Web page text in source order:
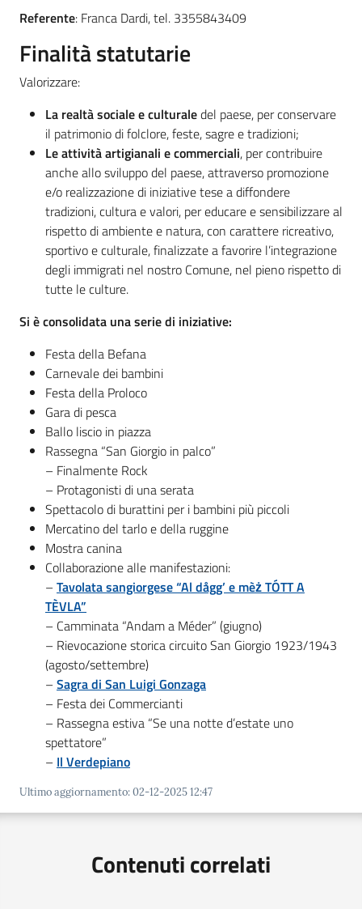
l
o
i
Tutti
gli
argomenti...
Seguici
Referente: Franca Dardi, tel. 3355843409
Finalità statutarie
Valorizzare:
La realtà sociale e culturaledel paese, per conservare
il patrimonio di folclore, feste, sagre e tradizioni;
Le attività artigianali e commerciali, per contribuire
anche allo sviluppo del paese, attraverso promozione
e/o realizzazione di iniziative tese a diffondere
tradizioni, cultura e valori, per educare e sensibilizzare al
rispetto di ambiente e natura, con carattere ricreativo,
sportivo e culturale, finalizzate a favorire l’integrazione
degli immigrati nel nostro Comune, nel pieno rispetto di
tutte le culture.
Si è consolidata una serie di iniziative:
Festa della Befana
Carnevale dei bambini
Festa della Proloco
Gara di pesca
Ballo liscio in piazza
Rassegna “San Giorgio in palco”
– Finalmente Rock
– Protagonisti di una serata
Spettacolo di burattini per i bambini più piccoli
Mercatino del tarlo e della ruggine
Mostra canina
Collaborazione alle manifestazioni:
– Tavolata sangiorgese “Al dågg’ e mèż TÓTT A
TÈVLA”
– Camminata “Andam a Méder” (giugno)
– Rievocazione storica circuito San Giorgio 1923/1943
(agosto/settembre)
– Sagra di San Luigi Gonzaga
– Festa dei Commercianti
– Rassegna estiva “Se una notte d’estate uno
spettatore”
– Il Verdepiano
Ultimo aggiornamento:02-12-2025 12:47
Contenuti correlati